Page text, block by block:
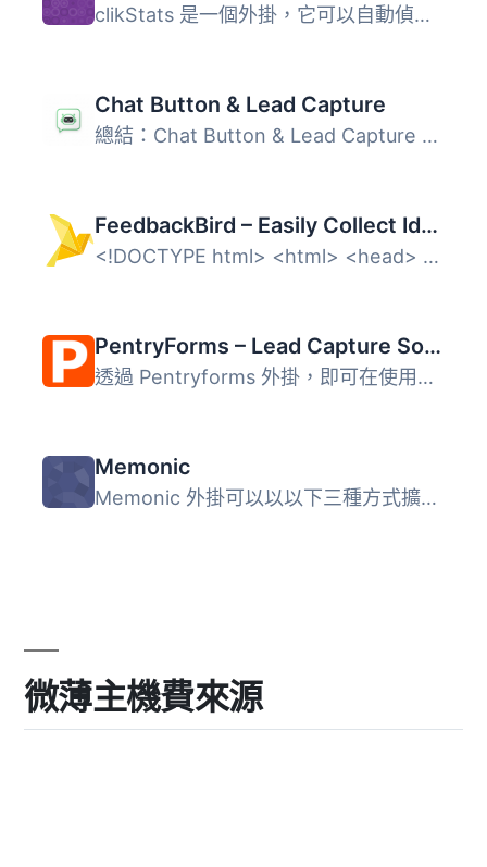
clikStats 是一個外掛，它可以自動偵測每篇文章中當前的連結...
Chat Button & Lead Capture
總結：Chat Button & Lead Capture 是將您的網站連接到 W...
FeedbackBird – Easily Collect Ideas, Issues, and Feedback on WordPress
<!DOCTYPE html> <html> <head> <title...
PentryForms – Lead Capture Software
透過 Pentryforms 外掛，即可在使用者點擊「提交」按鈕之前捕...
Memonic
Memonic 外掛可以以以下三種方式擴展您的博客： 當您撰寫新...
微薄主機費來源